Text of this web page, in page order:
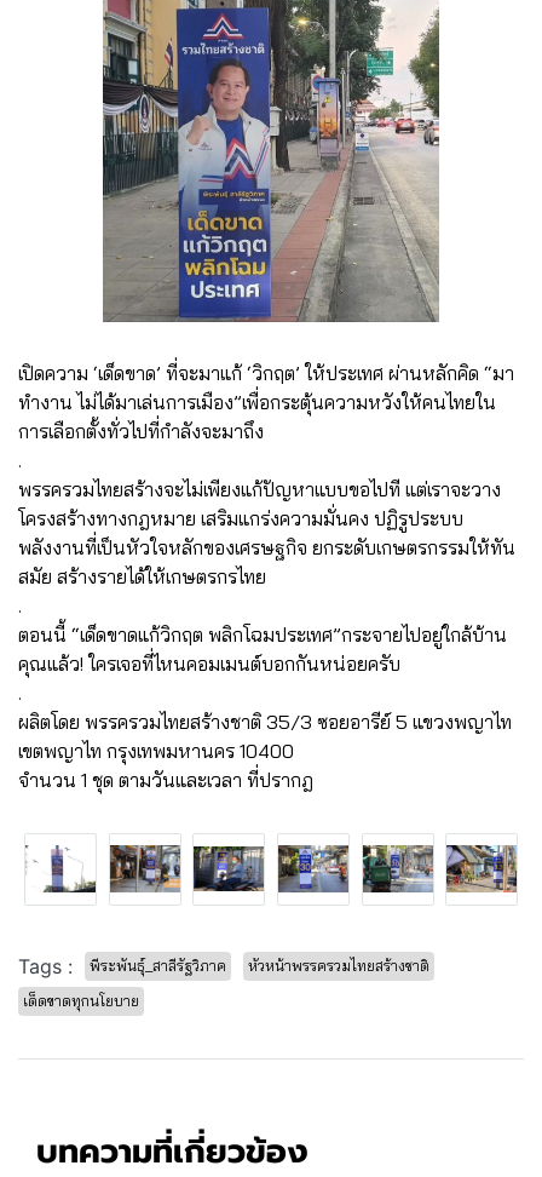
เปิดความ ‘เด็ดขาด’ ที่จะมาแก้ ‘วิกฤต’ ให้ประเทศ ผ่านหลักคิด “มา
ทำงาน ไม่ได้มาเล่นการเมือง”เพื่อกระตุ้นความหวังให้คนไทยใน
การเลือกตั้งทั่วไปที่กำลังจะมาถึง
.
พรรครวมไทยสร้างจะไม่เพียงแก้ปัญหาแบบขอไปที แต่เราจะวาง
โครงสร้างทางกฎหมาย เสริมแกร่งความมั่นคง ปฏิรูประบบ
พลังงานที่เป็นหัวใจหลักของเศรษฐกิจ ยกระดับเกษตรกรรมให้ทัน
สมัย สร้างรายได้ให้เกษตรกรไทย
.
ตอนนี้ “เด็ดขาดแก้วิกฤต พลิกโฉมประเทศ”กระจายไปอยู่ใกล้บ้าน
คุณแล้ว! ใครเจอที่ไหนคอมเมนต์บอกกันหน่อยครับ
.
ผลิตโดย พรรครวมไทยสร้างชาติ 35/3 ซอยอารีย์ 5 แขวงพญาไท
เขตพญาไท กรุงเทพมหานคร 10400
จำนวน 1 ชุด ตามวันและเวลา ที่ปรากฎ
Tags : พีระพันธุ์_สาลีรัฐวิภาค
หัวหน้าพรรครวมไทยสร้างชาติ
เด็ดขาดทุกนโยบาย
บทความที่เกี่ยวข้อง